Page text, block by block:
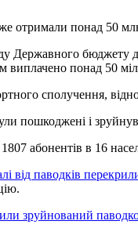
отримали понад 50
Державного
виплачено понад 50
сполучення,
пошкоджені і
абонентів в 16
від паводків
зруйнований